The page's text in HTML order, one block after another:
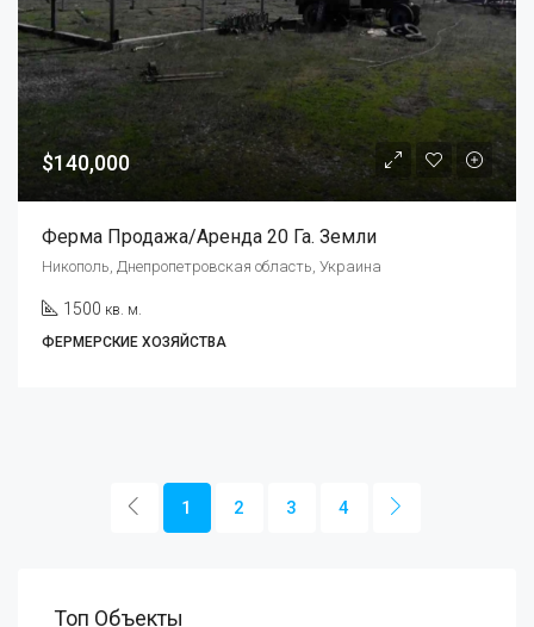
$140,000
Ферма Продажа/аренда 20 Га. Земли
Никополь, Днепропетровская область, Украина
1500 кв. м.
ФЕРМЕРСКИЕ ХОЗЯЙСТВА
1 2 3 4
Топ Объекты